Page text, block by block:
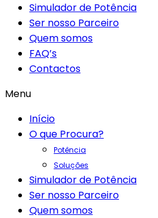
Simulador de Potência
Ser nosso Parceiro
Quem somos
FAQ’s
Contactos
Menu
Início
O que Procura?
Potência
Soluções
Simulador de Potência
Ser nosso Parceiro
Quem somos